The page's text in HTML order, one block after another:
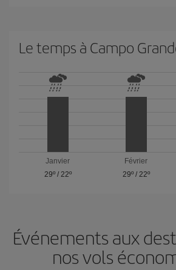
Le temps à Campo
Janvier
29º/ 22º
Février
29º/ 22º
Événements aux
nos vols